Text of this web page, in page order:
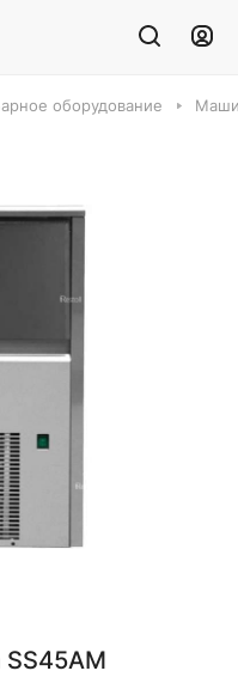
оборудование
SS45AM